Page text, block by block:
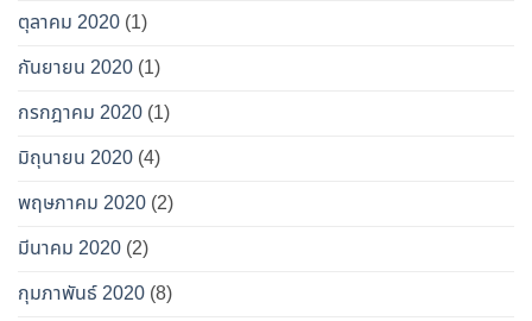
ตุลาคม 2020 (1)
กันยายน 2020 (1)
กรกฎาคม 2020 (1)
มิถุนายน 2020 (4)
พฤษภาคม 2020 (2)
มีนาคม 2020 (2)
กุมภาพันธ์ 2020 (8)